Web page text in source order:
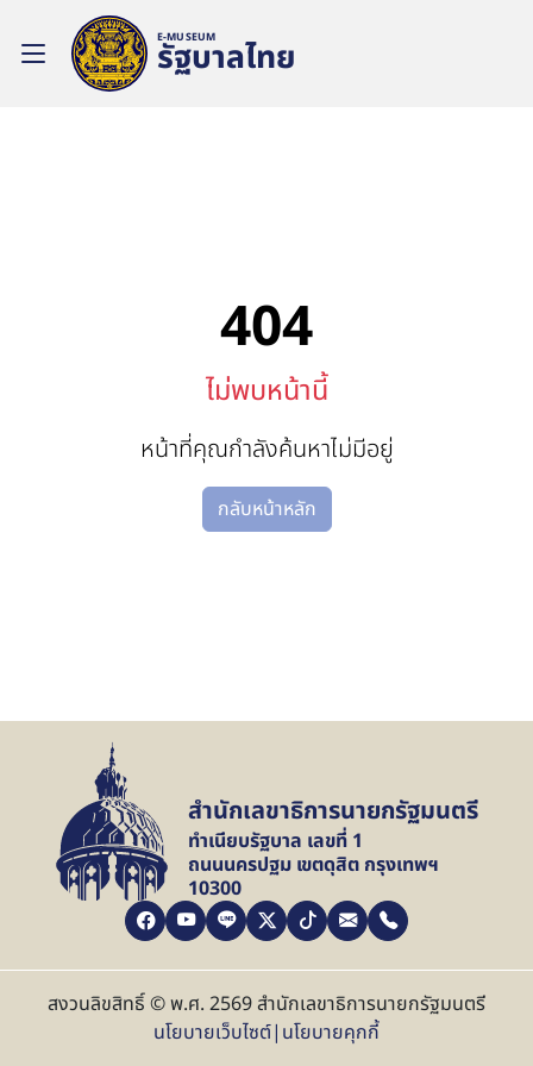
รัฐบาลไทย
E-MUSEUM
404
ไม่พบหน้านี้
หน้าที่คุณกำลังค้นหาไม่มีอยู่
กลับหน้าหลัก
สำนักเลขาธิการนายกรัฐมนตรี
ทำเนียบรัฐบาล เลขที่ 1
ถนนนครปฐม เขตดุสิต กรุงเทพฯ
10300
สงวนลิขสิทธิ์ © พ.ศ. 2569 สำนักเลขาธิการนายกรัฐมนตรี
นโยบายเว็บไซต์| นโยบายคุกกี้